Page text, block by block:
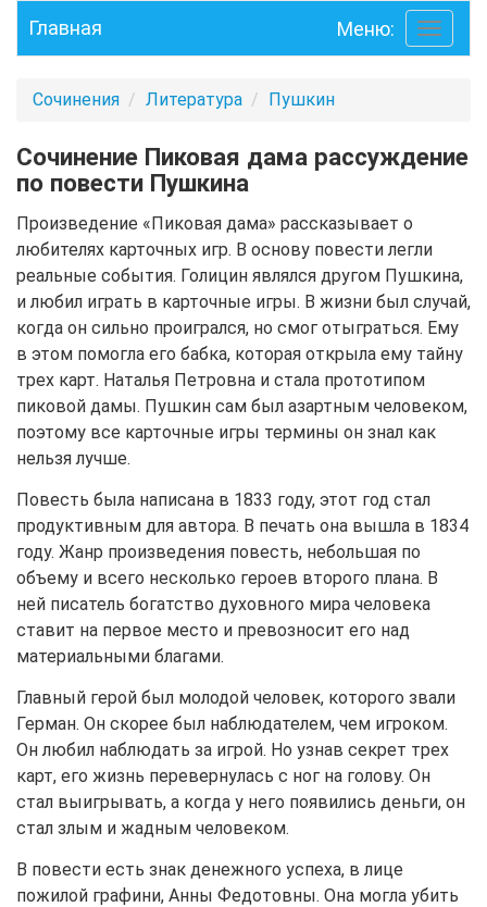
Toggle
Главная Меню:
Сочинения Литература Пушкин
Сочинение Пиковая дама рассуждение
по повести Пушкина
Произведение «Пиковая дама» рассказывает о
любителях карточных игр. В основу повести легли
реальные события. Голицин являлся другом Пушкина,
и любил играть в карточные игры. В жизни был случай,
когда он сильно проигрался, но смог отыграться. Ему
в этом помогла его бабка, которая открыла ему тайну
трех карт. Наталья Петровна и стала прототипом
пиковой дамы. Пушкин сам был азартным человеком,
поэтому все карточные игры термины он знал как
нельзя лучше.
Повесть была написана в 1833 году, этот год стал
продуктивным для автора. В печать она вышла в 1834
году. Жанр произведения повесть, небольшая по
объему и всего несколько героев второго плана. В
ней писатель богатство духовного мира человека
ставит на первое место и превозносит его над
материальными благами.
Главный герой был молодой человек, которого звали
Герман. Он скорее был наблюдателем, чем игроком.
Он любил наблюдать за игрой. Но узнав секрет трех
карт, его жизнь перевернулась с ног на голову. Он
стал выигрывать, а когда у него появились деньги, он
стал злым и жадным человеком.
В повести есть знак денежного успеха, в лице
пожилой графини, Анны Федотовны. Она могла убить